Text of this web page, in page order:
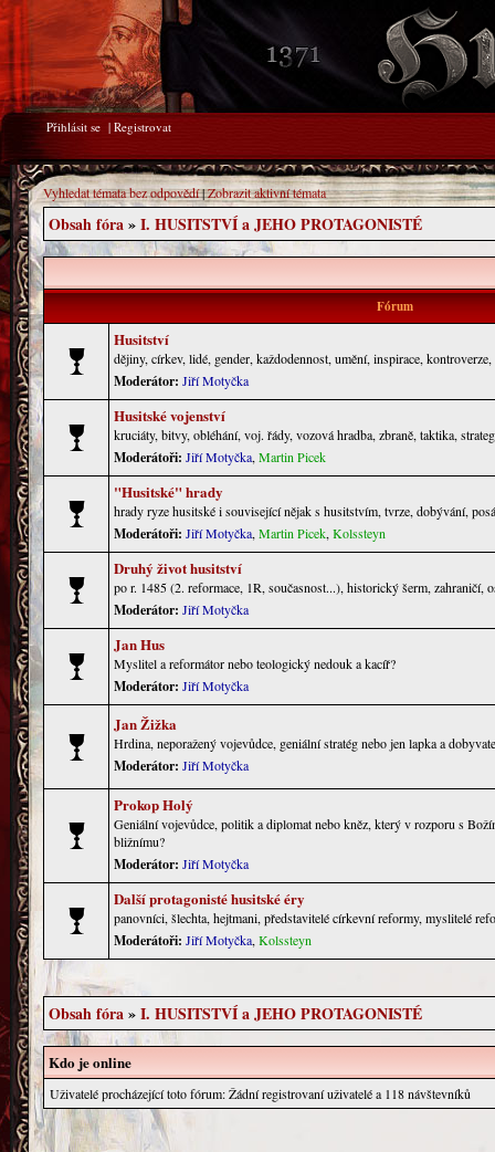
Přihlásit se | Registrovat
Vyhledat témata bez odpovědí|Zobrazit aktivní témata
Obsah fóra»I. HUSITSTVÍ a JEHO PROTAGONISTÉ
Fórum
Husitství
dějiny, církev, lidé, gender, každodennost, umění, inspirace,
Moderátor: Jiří Motyčka
Husitské vojenství
kruciáty, bitvy, obléhání, voj. řády, vozová hradba, zbraně, taktika,
Moderátoři: Jiří Motyčka, Martin Picek
"Husitské" hrady
hrady ryze husitské i související nějak s husitstvím, tvrze, dobývání,
Moderátoři: Jiří Motyčka, Martin Picek, Kolssteyn
Druhý život husitství
po r. 1485 (2. reformace, 1R, současnost...), historický šerm, zahraničí,
Moderátor: Jiří Motyčka
Jan Hus
Myslitel a reformátor nebo teologický nedouk a kacíř?
Moderátor: Jiří Motyčka
Jan Žižka
Hrdina, neporažený vojevůdce, geniální stratég nebo jen lapka a
Moderátor: Jiří Motyčka
Prokop Holý
Geniální vojevůdce, politik a diplomat nebo kněz, který v rozporu s
bližnímu?
Moderátor: Jiří Motyčka
Další protagonisté husitské éry
panovníci, šlechta, hejtmani, představitelé církevní reformy, myslitelé
Moderátoři: Jiří Motyčka, Kolssteyn
Obsah fóra»I. HUSITSTVÍ a JEHO PROTAGONISTÉ
Kdo je online
Uživatelé procházející toto fórum: Žádní registrovaní uživatelé a 118 návštevníků